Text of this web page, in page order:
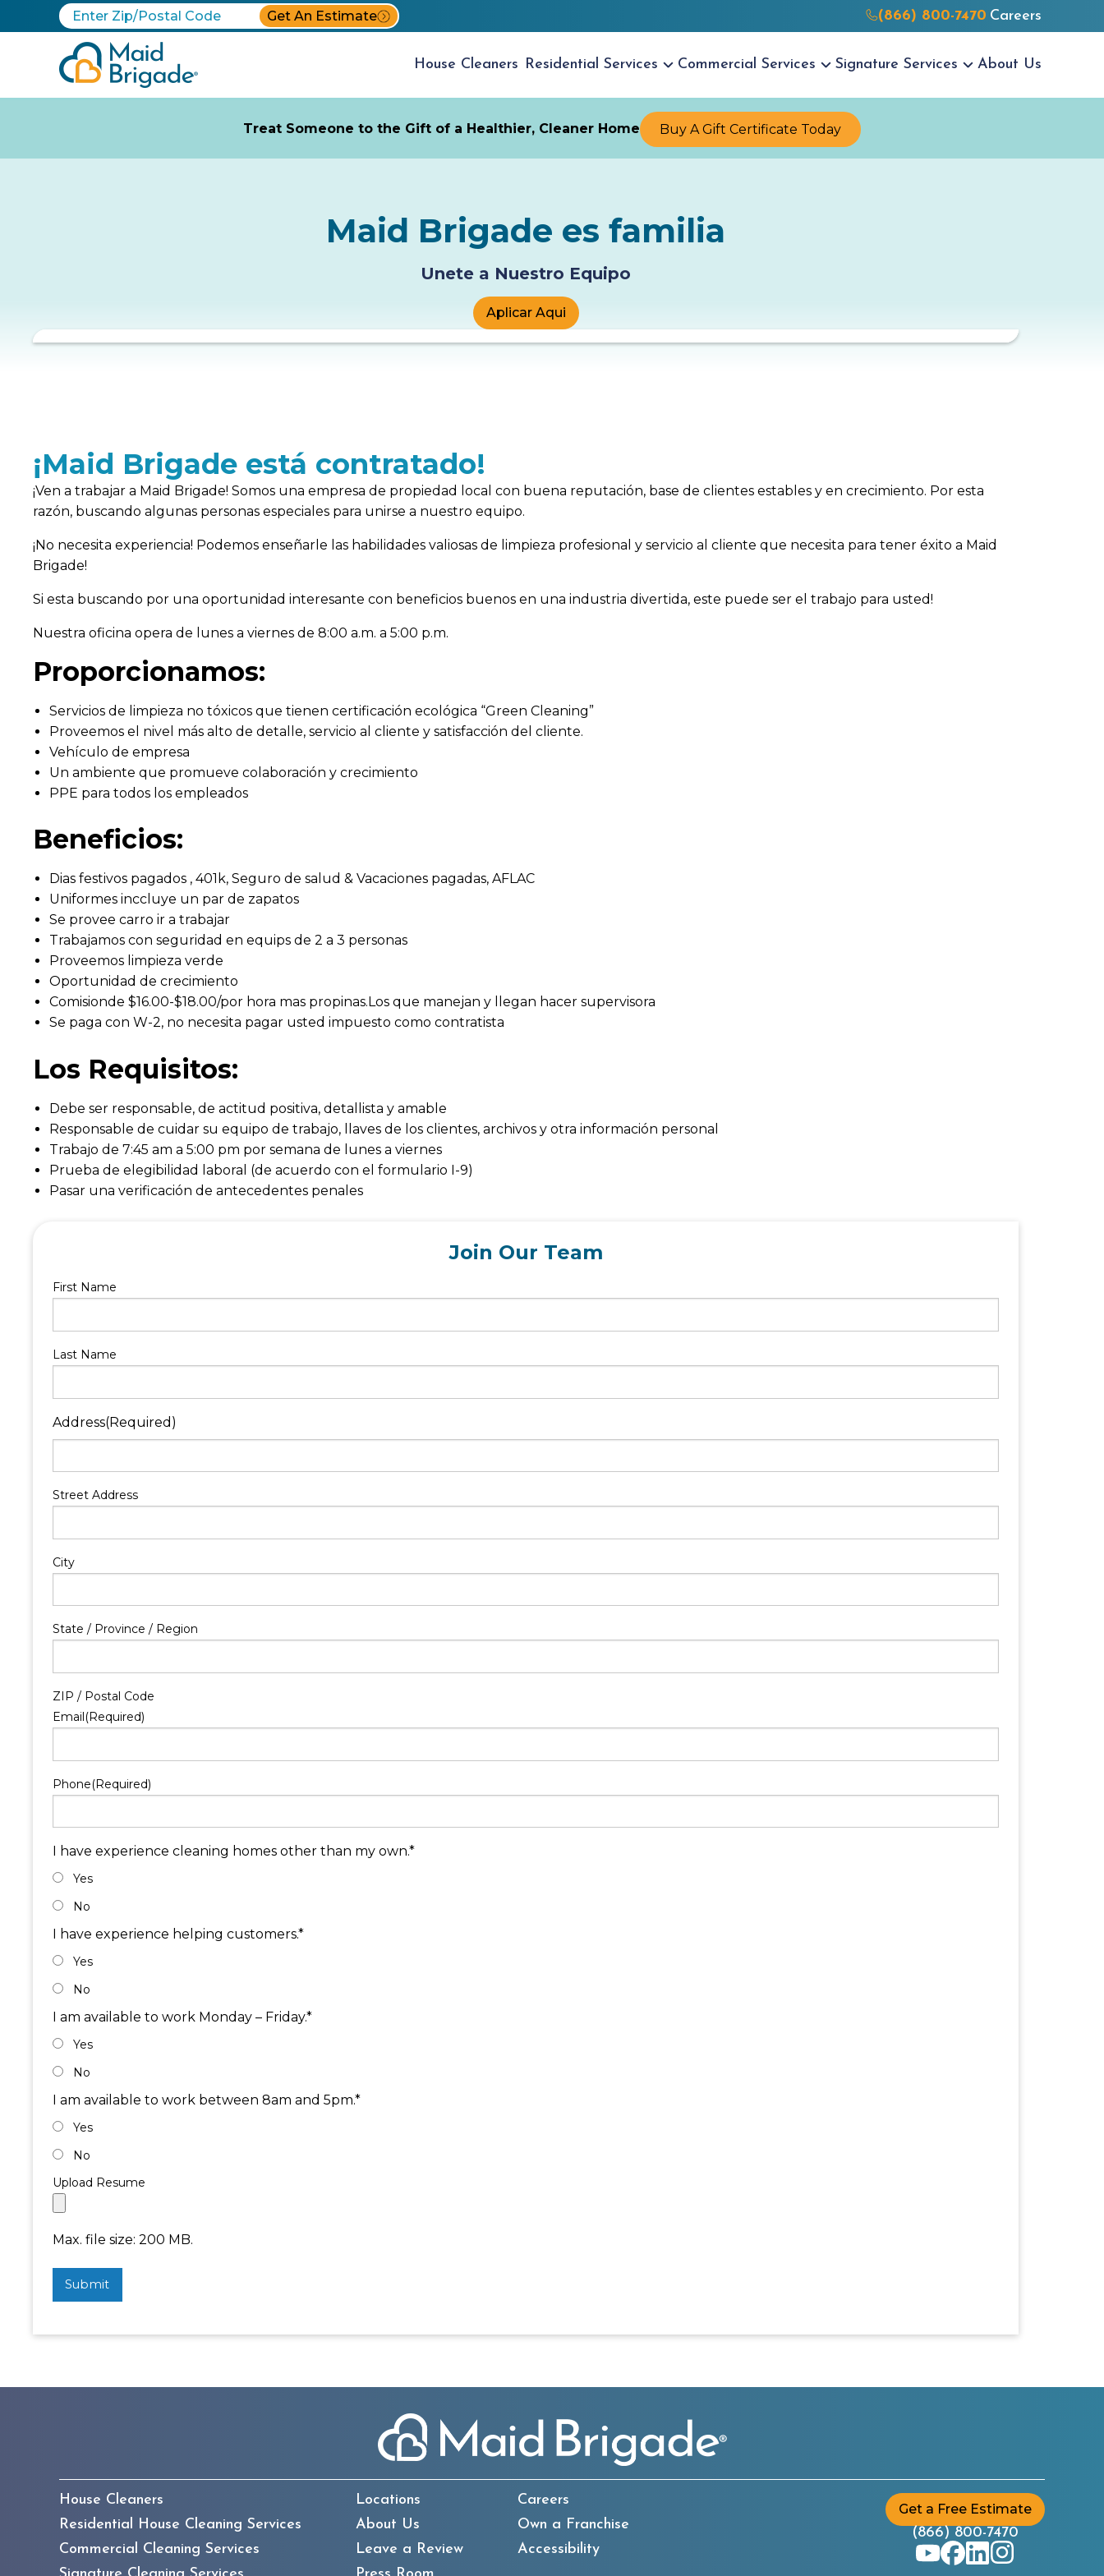
Get An Estimate (866) 800-7470 Careers
House Cleaners Residential Services Commercial Services Signature Services About Us
Treat Someone to the Gift of a Healthier, Cleaner Home Buy A Gift Certificate Today
Maid Brigade es familia
Unete a Nuestro Equipo
Aplicar Aqui
¡Maid Brigade está contratado!
¡Ven a trabajar a Maid Brigade! Somos una empresa de propiedad local con buena reputación, base de clientes estables y en crecimiento. Por esta
razón, buscando algunas personas especiales para unirse a nuestro equipo.
¡No necesita experiencia! Podemos enseñarle las habilidades valiosas de limpieza profesional y servicio al cliente que necesita para tener éxito a Maid
Brigade!
Si esta buscando por una oportunidad interesante con beneficios buenos en una industria divertida, este puede ser el trabajo para usted!
Nuestra oficina opera de lunes a viernes de 8:00 a.m. a 5:00 p.m.
Proporcionamos:
Servicios de limpieza no tóxicos que tienen certificación ecológica “Green Cleaning”
Proveemos el nivel más alto de detalle, servicio al cliente y satisfacción del cliente.
Vehículo de empresa
Un ambiente que promueve colaboración y crecimiento
PPE para todos los empleados
Beneficios:
Dias festivos pagados , 401k, Seguro de salud & Vacaciones pagadas, AFLAC
Uniformes inccluye un par de zapatos
Se provee carro ir a trabajar
Trabajamos con seguridad en equips de 2 a 3 personas
Proveemos limpieza verde
Oportunidad de crecimiento
Comisionde $16.00-$18.00/por hora mas propinas.Los que manejan y llegan hacer supervisora
Se paga con W-2, no necesita pagar usted impuesto como contratista
Los Requisitos:
Debe ser responsable, de actitud positiva, detallista y amable
Responsable de cuidar su equipo de trabajo, llaves de los clientes, archivos y otra información personal
Trabajo de 7:45 am a 5:00 pm por semana de lunes a viernes
Prueba de elegibilidad laboral (de acuerdo con el formulario I-9)
Pasar una verificación de antecedentes penales
Join Our Team
First Name
Last Name
Address(Required)
Street Address
City
State / Province / Region
ZIP / Postal Code
Email(Required)
Phone(Required)
I have experience cleaning homes other than my own.*
Yes
No
I have experience helping customers.*
Yes
No
I am available to work Monday – Friday.*
Yes
No
I am available to work between 8am and 5pm.*
Yes
No
Upload Resume
Max. file size: 200 MB.
House Cleaners
Residential House Cleaning Services
Commercial Cleaning Services
Locations
About Us
Leave a Review
Careers
Own a Franchise
Accessibility
Get a Free Estimate
(866) 800-7470